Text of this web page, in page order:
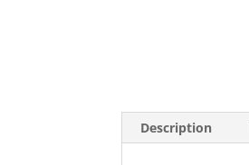
Description